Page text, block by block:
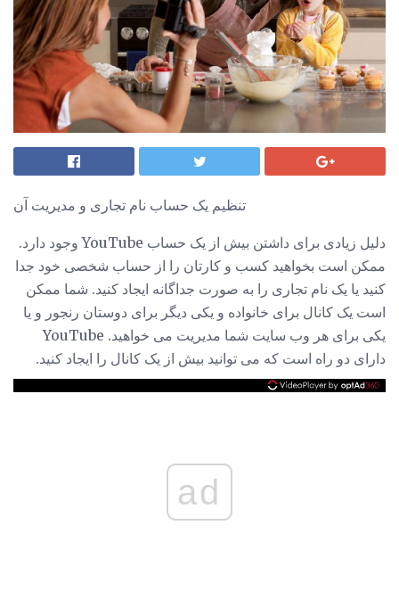
تنظیم یک حساب نام تجاری و مدیریت آن
دلیل زیادی برای داشتن بیش از یک حساب YouTube وجود دارد.
ممکن است بخواهید کسب و کارتان را از حساب شخصی خود جدا
کنید یا یک نام تجاری را به صورت جداگانه ایجاد کنید. شما ممکن
است یک کانال برای خانواده و یکی دیگر برای دوستان رنجور و یا
یکی برای هر وب سایت شما مدیریت می خواهید. YouTube
دارای دو راه است که می توانید بیش از یک کانال را ایجاد کنید.
ad